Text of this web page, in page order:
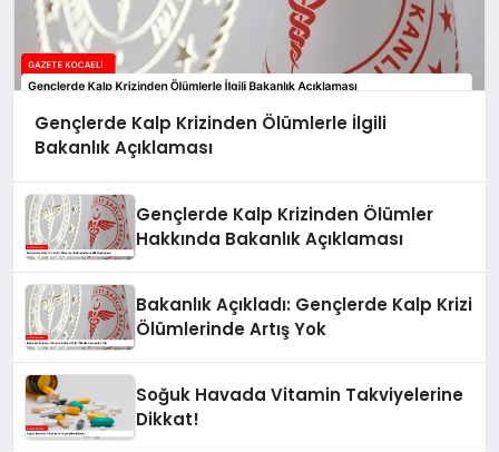
Gençlerde Kalp Krizinden Ölümlerle İlgili
Bakanlık Açıklaması
Gençlerde Kalp Krizinden Ölümler
Hakkında Bakanlık Açıklaması
Bakanlık Açıkladı: Gençlerde Kalp Krizi
Ölümlerinde Artış Yok
Soğuk Havada Vitamin Takviyelerine
Dikkat!